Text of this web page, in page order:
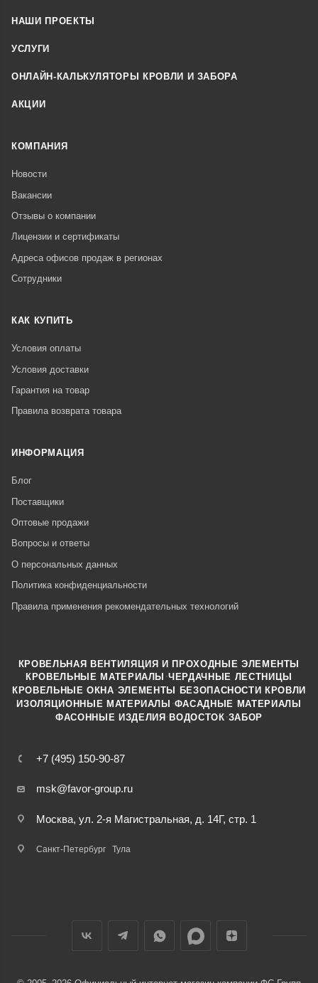
НАШИ ПРОЕКТЫ
УСЛУГИ
ОНЛАЙН-КАЛЬКУЛЯТОРЫ КРОВЛИ И ЗАБОРА
АКЦИИ
КОМПАНИЯ
Новости
Вакансии
Отзывы о компании
Лицензии и сертификаты
Адреса офисов продаж в регионах
Сотрудники
КАК КУПИТЬ
Условия оплаты
Условия доставки
Гарантия на товар
Правила возврата товара
ИНФОРМАЦИЯ
Блог
Поставщики
Оптовые продажи
Вопросы и ответы
О персональных данных
Политика конфиденциальности
Правила применения рекомендательных технологий
+7 (495) 150-90-87
msk@favor-group.ru
Москва, ул. 2-я Магистральная, д. 14Г, стр. 1
Санкт-Петербург Тула
КРОВЕЛЬНАЯ ВЕНТИЛЯЦИЯ И ПРОХОДНЫЕ ЭЛЕМЕНТЫ
КРОВЕЛЬНЫЕ МАТЕРИАЛЫ ·ЧЕРДАЧНЫЕ ЛЕСТНИЦЫ
КРОВЕЛЬНЫЕ ОКНА ·ЭЛЕМЕНТЫ БЕЗОПАСНОСТИ КРОВЛИ
ИЗОЛЯЦИОННЫЕ МАТЕРИАЛЫ ·ФАСАДНЫЕ МАТЕРИАЛЫ
ФАСОННЫЕ ИЗДЕЛИЯ·ВОДОСТОК ·ЗАБОР